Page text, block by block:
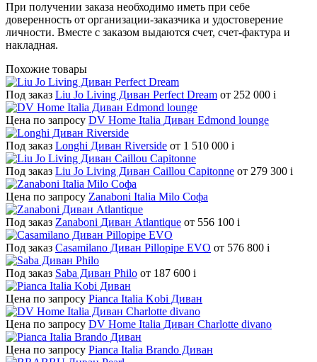
При получении заказа необходимо иметь при себе
доверенность от организации-заказчика и удостоверение
личности. Вместе с заказом выдаются счет, счет-фактура и
накладная.
Похожие товары
Под заказ Liu Jo Living Диван Perfect Dream от 252 000 i
Цена по запросу DV Home Italia Диван Edmond lounge
Под заказ Longhi Диван Riverside от 1 510 000 i
Под заказ Liu Jo Living Диван Caillou Capitonne от 279 300 i
Цена по запросу Zanaboni Italia Milo Софа
Под заказ Zanaboni Диван Atlantique от 556 100 i
Под заказ Casamilano Диван Pillopipe EVO от 576 800 i
Под заказ Saba Диван Philo от 187 600 i
Цена по запросу Pianca Italia Kobi Диван
Цена по запросу DV Home Italia Диван Charlotte divano
Цена по запросу Pianca Italia Brando Диван